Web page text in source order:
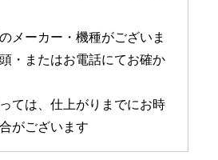
メーカー・機種がございま
・またはお電話にてお確か
ては、仕上がりまでにお時
がございます